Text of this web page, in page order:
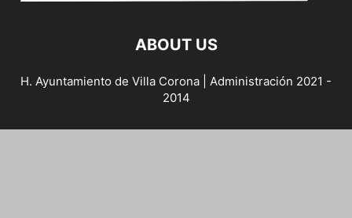
ABOUT US
H. Ayuntamiento de Villa Corona | Administración 2021 -
2014